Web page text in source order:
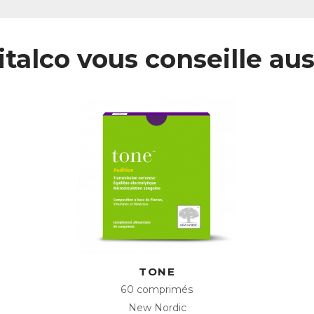
vous conseille
TONE
60 comprimés
New Nordic